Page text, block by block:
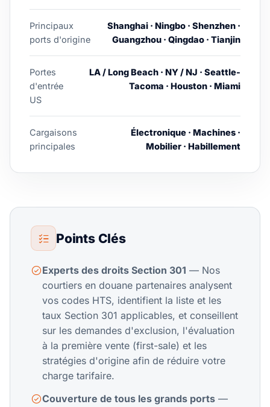
Principaux
ports d'origine
Shanghai · Ningbo · Shenzhen ·
Guangzhou · Qingdao · Tianjin
Portes
d'entrée
US
LA / Long Beach · NY / NJ · Seattle-
Tacoma · Houston · Miami
Cargaisons
principales
Électronique · Machines ·
Mobilier · Habillement
Points Clés
Experts des droits Section 301 — Nos
courtiers en douane partenaires analysent
vos codes HTS, identifient la liste et les
taux Section 301 applicables, et conseillent
sur les demandes d'exclusion, l'évaluation
à la première vente (first-sale) et les
stratégies d'origine afin de réduire votre
charge tarifaire.
Couverture de tous les grands ports —